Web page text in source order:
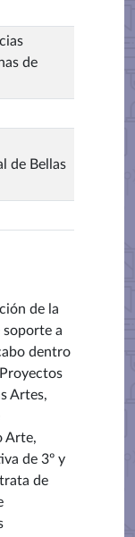
de
de Bellas
de la
soporte a
dentro
Artes,
Arte,
de 3º y
de